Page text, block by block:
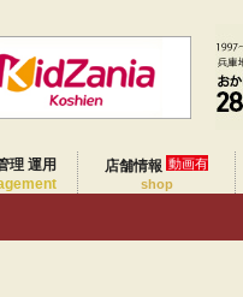
理 運用
店舗情報 動画有
shop